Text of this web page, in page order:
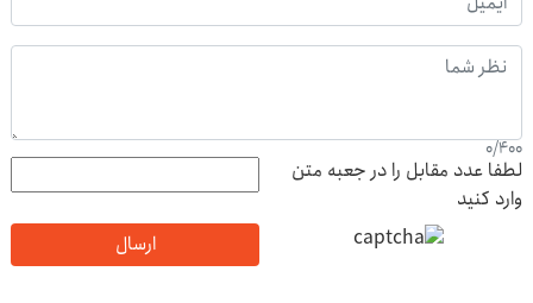
0/400
لطفا عدد مقابل را در جعبه متن
وارد کنید
ارسال